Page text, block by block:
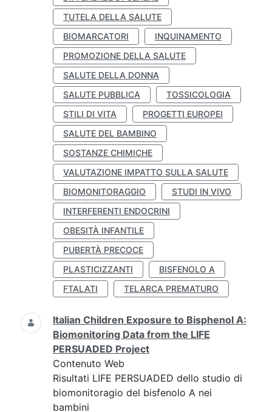
TUTELA DELLA SALUTE
BIOMARCATORI
INQUINAMENTO
PROMOZIONE DELLA SALUTE
SALUTE DELLA DONNA
SALUTE PUBBLICA
TOSSICOLOGIA
STILI DI VITA
PROGETTI EUROPEI
SALUTE DEL BAMBINO
SOSTANZE CHIMICHE
VALUTAZIONE IMPATTO SULLA SALUTE
BIOMONITORAGGIO
STUDI IN VIVO
INTERFERENTI ENDOCRINI
OBESITÀ INFANTILE
PUBERTÀ PRECOCE
PLASTICIZZANTI
BISFENOLO A
FTALATI
TELARCA PREMATURO
Italian Children Exposure to Bisphenol A:
Biomonitoring Data from the LIFE
PERSUADED Project
Contenuto Web
Risultati LIFE PERSUADED dello studio di
biomonitoragio del bisfenolo A nei
bambini